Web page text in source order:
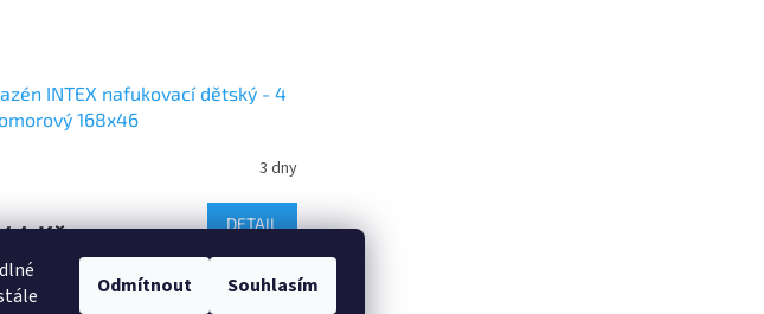
Odmítnout Souhlasím
INTEX nafukovací dětský - 4
168x46
3 dny
Kč DETAIL
O